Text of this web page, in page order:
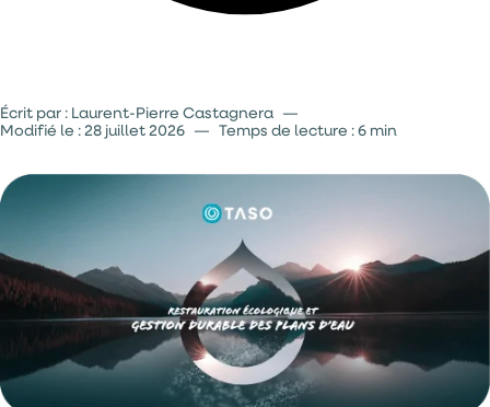
Écrit par : Laurent-Pierre Castagnera —
Modifié le :28 juillet 2026 — Temps de lecture : 6 min